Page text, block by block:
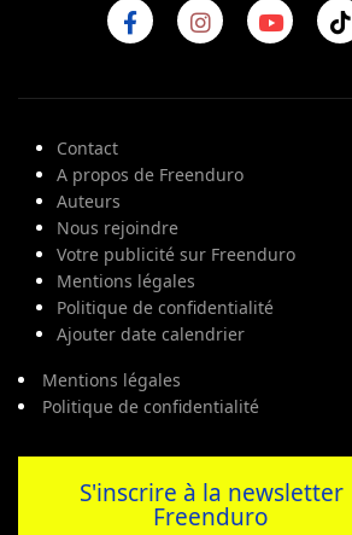
Contact
A propos de Freenduro
Auteurs
Nous rejoindre
Votre publicité sur Freenduro
Mentions légales
Politique de confidentialité
Ajouter date calendrier
Mentions légales
Politique de confidentialité
S'inscrire à la newsletter
Freenduro